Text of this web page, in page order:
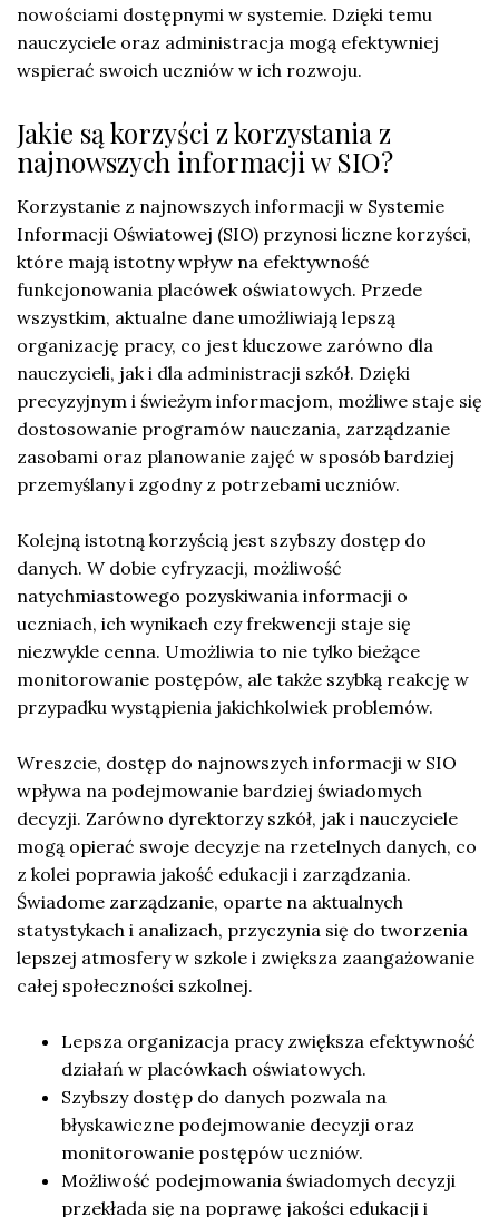
nowościami dostępnymi w systemie. Dzięki temu
nauczyciele oraz administracja mogą efektywniej
wspierać swoich uczniów w ich rozwoju.
Jakie są korzyści z korzystania z
najnowszych informacji w SIO?
Korzystanie z najnowszych informacji w Systemie
Informacji Oświatowej (SIO) przynosi liczne korzyści,
które mają istotny wpływ na efektywność
funkcjonowania placówek oświatowych. Przede
wszystkim, aktualne dane umożliwiają lepszą
organizację pracy, co jest kluczowe zarówno dla
nauczycieli, jak i dla administracji szkół. Dzięki
precyzyjnym i świeżym informacjom, możliwe staje się
dostosowanie programów nauczania, zarządzanie
zasobami oraz planowanie zajęć w sposób bardziej
przemyślany i zgodny z potrzebami uczniów.
Kolejną istotną korzyścią jest szybszy dostęp do
danych. W dobie cyfryzacji, możliwość
natychmiastowego pozyskiwania informacji o
uczniach, ich wynikach czy frekwencji staje się
niezwykle cenna. Umożliwia to nie tylko bieżące
monitorowanie postępów, ale także szybką reakcję w
przypadku wystąpienia jakichkolwiek problemów.
Wreszcie, dostęp do najnowszych informacji w SIO
wpływa na podejmowanie bardziej świadomych
decyzji. Zarówno dyrektorzy szkół, jak i nauczyciele
mogą opierać swoje decyzje na rzetelnych danych, co
z kolei poprawia jakość edukacji i zarządzania.
Świadome zarządzanie, oparte na aktualnych
statystykach i analizach, przyczynia się do tworzenia
lepszej atmosfery w szkole i zwiększa zaangażowanie
całej społeczności szkolnej.
Lepsza organizacja pracy zwiększa efektywność
działań w placówkach oświatowych.
Szybszy dostęp do danych pozwala na
błyskawiczne podejmowanie decyzji oraz
monitorowanie postępów uczniów.
Możliwość podejmowania świadomych decyzji
przekłada się na poprawę jakości edukacji i